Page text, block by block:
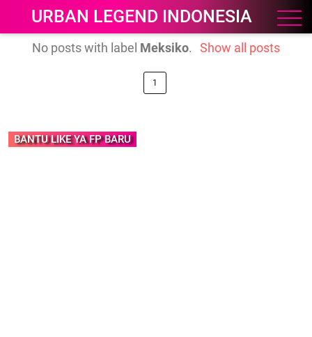
URBAN LEGEND INDONESIA
No posts with label Meksiko. Show all posts
1
BANTU LIKE YA FP BARU